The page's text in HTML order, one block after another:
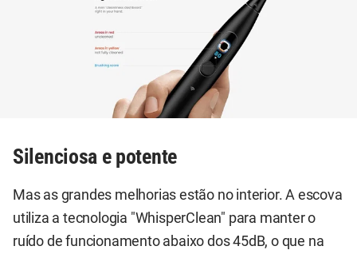
Silenciosa e potente
Mas as grandes melhorias estão no interior. A escova
utiliza a tecnologia "WhisperClean" para manter o
ruído de funcionamento abaixo dos 45dB, o que na